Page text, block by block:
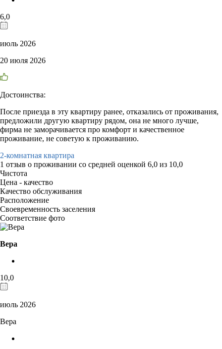
6,0
июль 2026
20 июля 2026
Достоинства:
После приезда в эту квартиру ранее, отказались от проживания,
предложили другую квартиру рядом, она не много лучше,
фирма не заморачивается про комфорт и качественное
проживание, не советую к проживанию.
2-комнатная квартира
1 отзыв о проживании со средней оценкой 6,0 из 10,0
Чистота
Цена - качество
Качество обслуживания
Расположение
Своевременность заселения
Соответствие фото
Вера
10,0
июль 2026
Вера